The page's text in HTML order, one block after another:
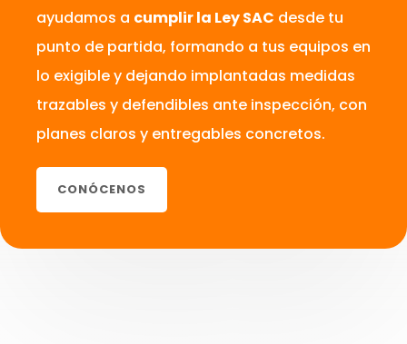
ayudamos a cumplir la Ley SAC desde tu
punto de partida, formando a tus equipos en
lo exigible y dejando implantadas medidas
trazables y defendibles ante inspección, con
planes claros y entregables concretos.
CONÓCENOS